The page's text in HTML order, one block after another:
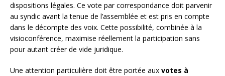
dispositions légales. Ce vote par correspondance doit parvenir
au syndic avant la tenue de l’assemblée et est pris en compte
dans le décompte des voix. Cette possibilité, combinée à la
visioconférence, maximise réellement la participation sans
pour autant créer de vide juridique.
Une attention particulière doit être portée aux votes à